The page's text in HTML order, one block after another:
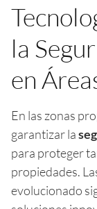
la
en
En las zonas
garantizar la
para proteger
propiedades.
evolucionado